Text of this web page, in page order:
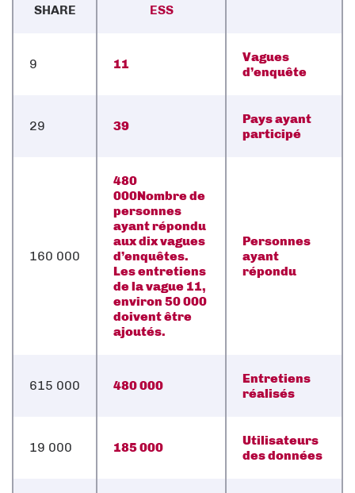
SHARE ESS
9 11
Vagues
d’enquête
29 39
Pays ayant
participé
160 000
480
000Nombre de
personnes
ayant répondu
aux dix vagues
d’enquêtes.
Les entretiens
de la vague 11,
environ 50 000
doivent être
ajoutés.
Personnes
ayant
répondu
615 000 480 000
Entretiens
réalisés
19 000 185 000
Utilisateurs
des données